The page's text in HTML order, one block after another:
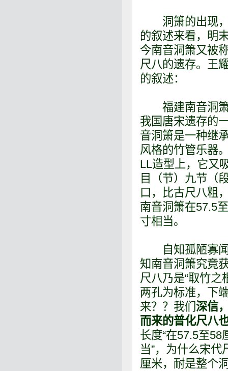
洞箫的出现，
的叙述来看，明
今南音洞箫又被
尺八的遗存。王
的叙述：
福建南音洞箫
我国唐宋遗存的
音洞箫是一种继
风格的竹管乐器
LL造型上，它又
目（节）九节（
口，比古尺八粗
南音洞箫在57.5
寸相当。
自知孤陋寡闻
知南音洞箫究竟
尺八乃是“取竹
两孔为标准，下
来？？我们 深信
而来的普化尺八
长度“在57.5至
当”，为什么宋
厘米，耐是整个